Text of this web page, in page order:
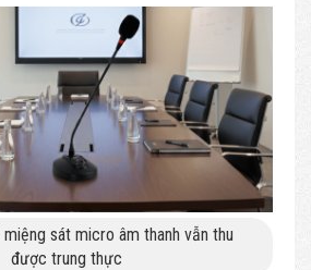
sát micro âm thanh vẫn thu
được trung thực